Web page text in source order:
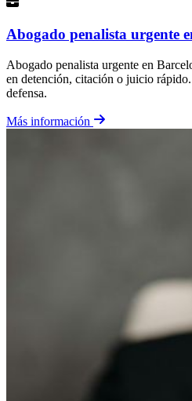
Abogado penalista urgente
Abogado penalista urgente en
en detención, citación o juicio
defensa.
Más información